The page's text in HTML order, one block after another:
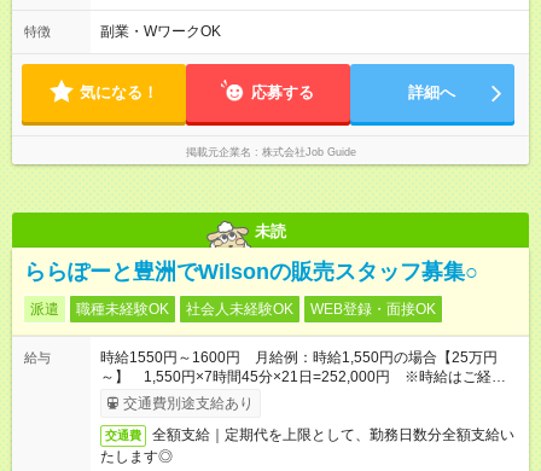
19:00（休憩１時間）
特徴 副業・WワークOK
気になる！ 応募する 詳細へ
掲載元企業名 株式会社Job Guide
未読
ららぽーと豊洲でWilsonの販売スタッフ募集○
派遣 職種未経験OK 社会人未経験OK WEB登録・面接OK
給与
時給1550円～1600円 月給例：時給1,550円の場合【25万円
～】 1,550円×7時間45分×21日=252,000円 ※時給はご経験に
より異なります。お問い合わせください。
交通費別途支給あり
交通費
全額支給｜定期代を上限として、勤務日数分全額支給い
たします◎